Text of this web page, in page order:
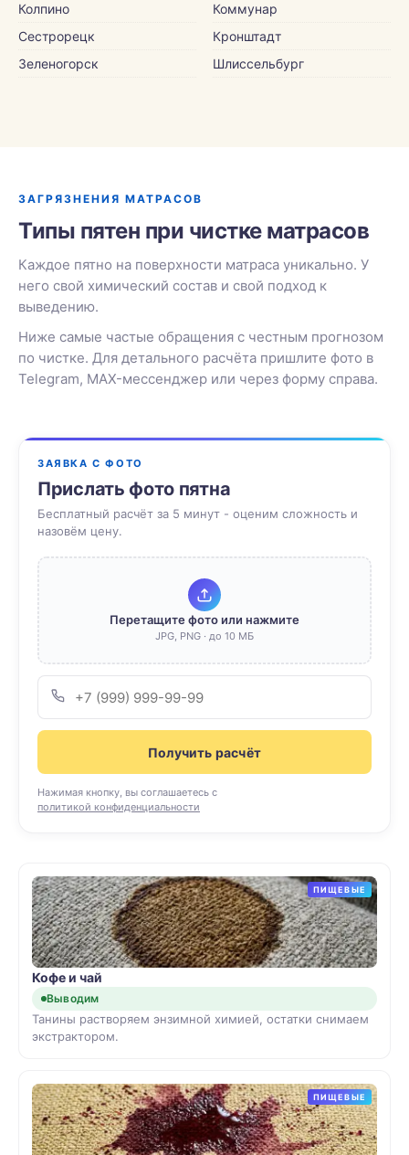
Колпино
Сестрорецк
Зеленогорск
Коммунар
Кронштадт
Шлиссельбург
ЗАГРЯЗНЕНИЯ МАТРАСОВ
Типы пятен при чистке матрасов
Каждое пятно на поверхности матраса уникально. У
него свой химический состав и свой подход к
выведению.
Ниже самые частые обращения с честным прогнозом
по чистке. Для детального расчёта пришлите фото в
Telegram, MAX-мессенджер или через форму справа.
ЗАЯВКА С ФОТО
Прислать фото пятна
Бесплатный расчёт за 5 минут - оценим сложность и
назовём цену.
Перетащите фото или нажмите
JPG, PNG · до 10 МБ
Получить расчёт
Нажимая кнопку, вы соглашаетесь с
политикой конфиденциальности
ПИЩЕВЫЕ
Кофе и чай
Выводим
Танины растворяем энзимной химией, остатки снимаем
экстрактором.
ПИЩЕВЫЕ